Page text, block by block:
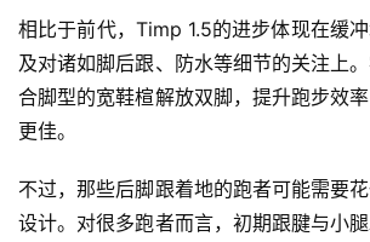
相比于前代，Timp 1.5的进步体现在缓
及对诸如脚后跟、防水等细节的关注上
合脚型的宽鞋楦解放双脚，提升跑步效
更佳。
不过，那些后脚跟着地的跑者可能需要
设计。对很多跑者而言，初期跟腱与小